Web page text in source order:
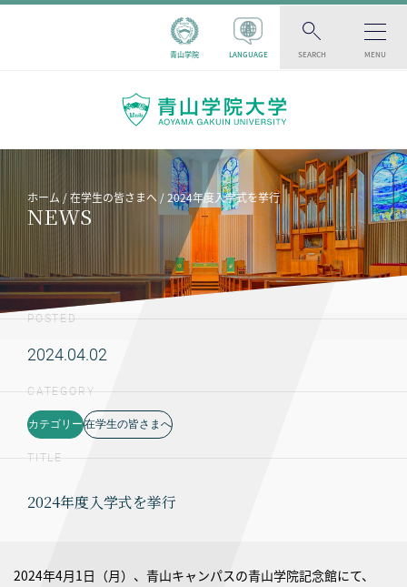
青山学院 LANGUAGE SEARCH MENU
ホーム 在学生の皆さまへ 2024年度入学式を挙行
NEWS
POSTED
2024.04.02
CATEGORY
カテゴリー 在学生の皆さまへ
TITLE
2024年度入学式を挙行
2024年4月1日（月）、青山キャンパスの青山学院記念館にて、